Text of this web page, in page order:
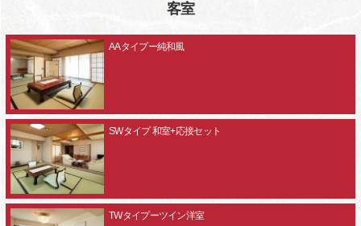
客室
AAタイプー純和風
SWタイプ 和室+応接セット
TWタイプーツイン洋室